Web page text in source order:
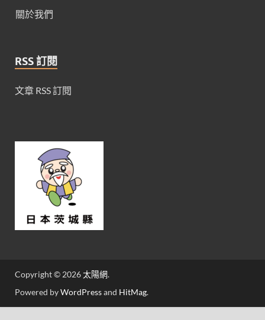
關於我們
RSS 訂閱
文章 RSS 訂閱
Copyright © 2026太陽網.
Powered byWordPressand HitMag.